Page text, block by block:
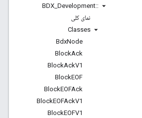
::
BDX Development
نمای کلی
Classes
BdxNode
BlockAck
BlockAckV1
BlockEOF
BlockEOFAck
BlockEOFAckV1
BlockEOFV1